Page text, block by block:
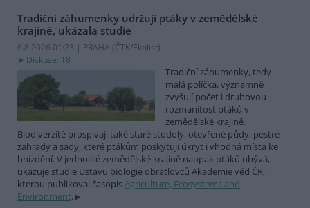
Tradiční záhumenky udržují ptáky v zemědělské
krajině, ukázala studie
6.8.2026 01:23 | PRAHA (ČTK/Ekolist)
Diskuse: 18
Tradiční záhumenky, tedy
malá políčka, významně
zvyšují počet i druhovou
rozmanitost ptáků v
zemědělské krajině.
Biodiverzitě prospívají také staré stodoly, otevřené půdy, pestré
zahrady a sady, které ptákům poskytují úkryt i vhodná místa ke
hnízdění. V jednolité zemědělské krajině naopak ptáků ubývá,
ukazuje studie Ústavu biologie obratlovců Akademie věd ČR,
kterou publikoval časopisAgriculture, Ecosystems and
Environment.